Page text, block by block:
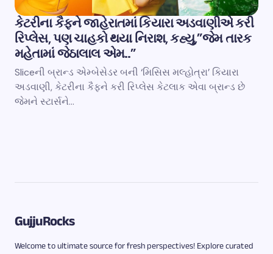
કેટરીના કૈફને જાહેરાતમાં કિયારા અડવાણીએ કરી
રિપ્લેસ, પણ ચાહકો થયા નિરાશ, કહ્યુ,”જેમ તારક
મહેતામાં જેઠાલાલ એમ..”
Sliceની બ્રાન્ડ એમ્બેસેડર બની ‘મિસિસ મલ્હોત્રા’ કિયારા
અડવાણી, કેટરીના કૈફને કરી રિપ્લેસ કેટલાક એવા બ્રાન્ડ છે
જેમને સ્ટાર્સને…
GujjuRocks
Welcome to ultimate source for fresh perspectives! Explore curated